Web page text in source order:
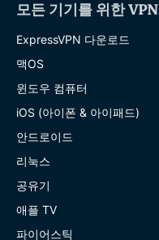
모든 기기를 위한 VPN
ExpressVPN 다운로드
맥OS
윈도우 컴퓨터
iOS (아이폰 & 아이패드)
안드로이드
리눅스
공유기
애플 TV
파이어스틱